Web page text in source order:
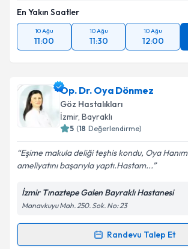
En Yakın Saatler
10 Ağu
11:00
10 Ağu
11:30
10 Ağu
12:00
Op. Dr. Oya Dönmez
Göz Hastalıkları
İzmir, Bayraklı
5 (18 Değerlendirme)
Eşime makula deliği teşhis kondu, Oya Hanım
ameliyatını başarıyla yaptı.Hastam...
İzmir Tınaztepe Galen Bayraklı Hastanesi
Manavkuyu Mah. 250. Sok. No: 23
Randevu Talep Et
Randevu Takvimi Talebi